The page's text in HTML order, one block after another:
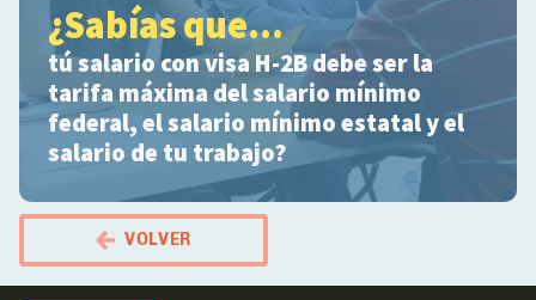
¿Sabías que...
tú salario con visa H-2B debe ser la
tarifa máxima del salario mínimo
federal, el salario mínimo estatal y el
salario de tu trabajo?
VOLVER